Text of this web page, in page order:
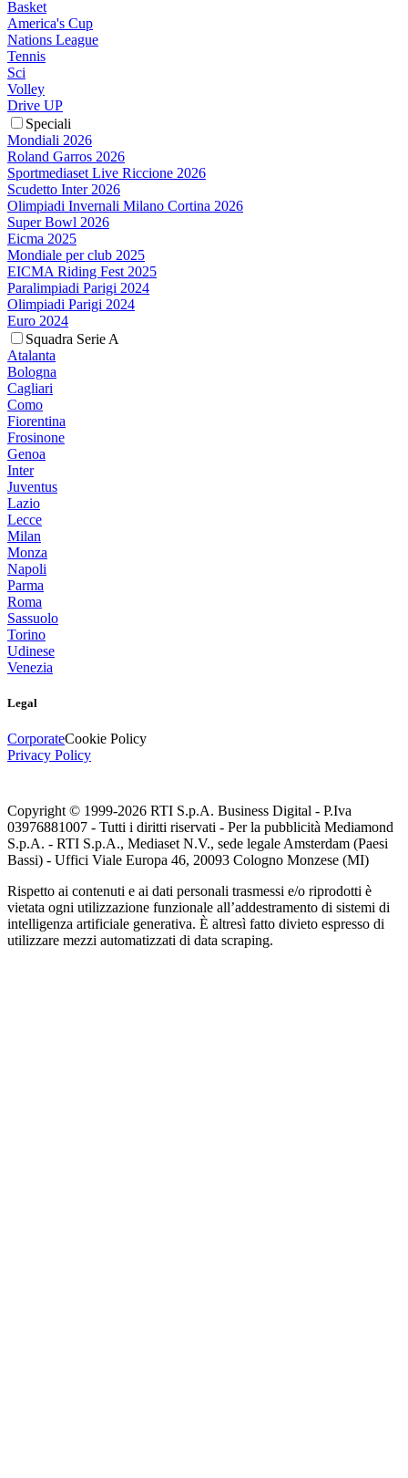
Basket
America's Cup
Nations League
Tennis
Sci
Volley
Drive UP
Speciali
Mondiali 2026
Roland Garros 2026
Sportmediaset Live Riccione 2026
Scudetto Inter 2026
Olimpiadi Invernali Milano Cortina 2026
Super Bowl 2026
Eicma 2025
Mondiale per club 2025
EICMA Riding Fest 2025
Paralimpiadi Parigi 2024
Olimpiadi Parigi 2024
Euro 2024
Squadra Serie A
Atalanta
Bologna
Cagliari
Como
Fiorentina
Frosinone
Genoa
Inter
Juventus
Lazio
Lecce
Milan
Monza
Napoli
Parma
Roma
Sassuolo
Torino
Udinese
Venezia
Legal
CorporateCookie Policy
Privacy Policy
Copyright © 1999-2026 RTI S.p.A. Business Digital - P.Iva
03976881007 - Tutti i diritti riservati - Per la pubblicità Mediamond
S.p.A. - RTI S.p.A., Mediaset N.V., sede legale Amsterdam (Paesi
Bassi) - Uffici Viale Europa 46, 20093 Cologno Monzese (MI)
Rispetto ai contenuti e ai dati personali trasmessi e/o riprodotti è
vietata ogni utilizzazione funzionale all’addestramento di sistemi di
intelligenza artificiale generativa. È altresì fatto divieto espresso di
utilizzare mezzi automatizzati di data scraping.